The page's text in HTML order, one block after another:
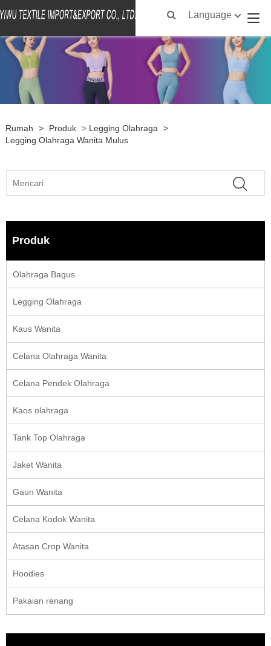
Language
Rumah > Produk > Legging Olahraga
>
Legging Olahraga Wanita Mulus
Produk
Olahraga Bagus
Legging Olahraga
Kaus Wanita
Celana Olahraga Wanita
Celana Pendek Olahraga
Kaos olahraga
Tank Top Olahraga
Jaket Wanita
Gaun Wanita
Celana Kodok Wanita
Atasan Crop Wanita
Hoodies
Pakaian renang